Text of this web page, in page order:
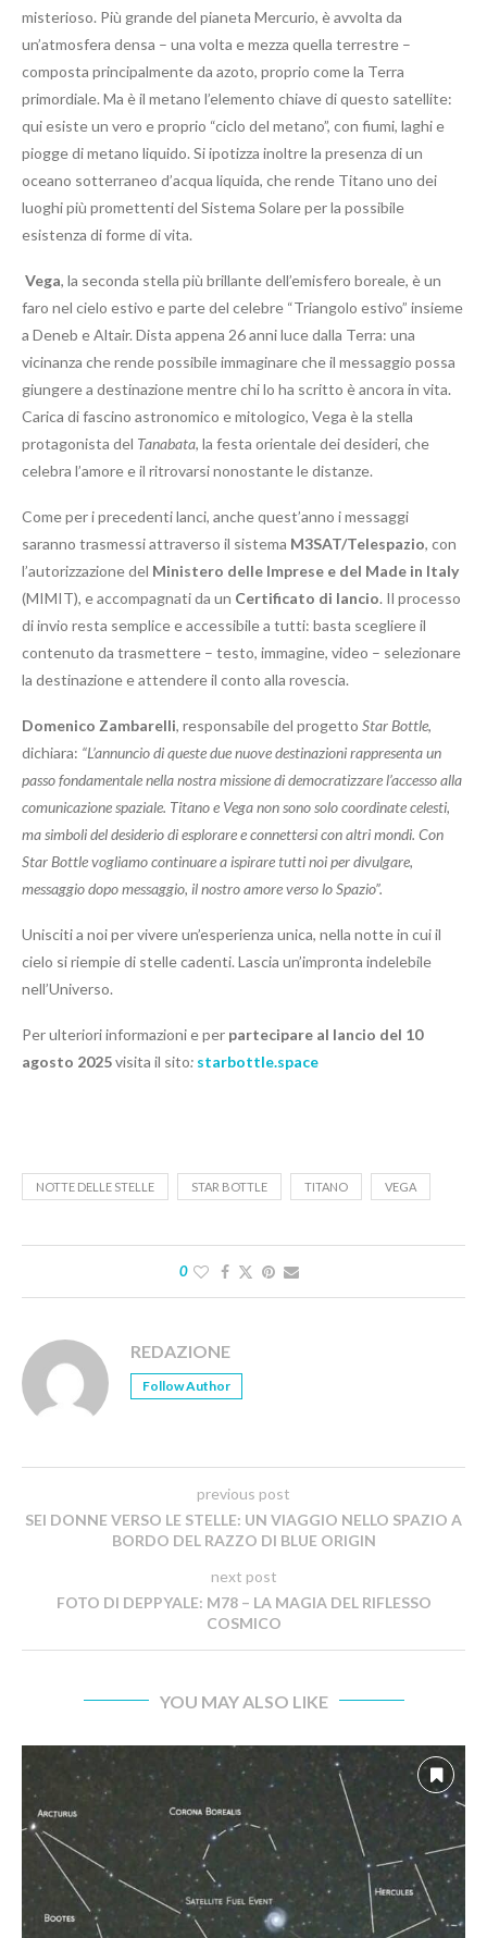
misterioso. Più grande del pianeta Mercurio, è avvolta da
un’atmosfera densa – una volta e mezza quella terrestre –
composta principalmente da azoto, proprio come la Terra
primordiale. Ma è il metano l’elemento chiave di questo satellite:
qui esiste un vero e proprio “ciclo del metano”, con fiumi, laghi e
piogge di metano liquido. Si ipotizza inoltre la presenza di un
oceano sotterraneo d’acqua liquida, che rende Titano uno dei
luoghi più promettenti del Sistema Solare per la possibile
esistenza di forme di vita.
Vega, la seconda stella più brillante dell’emisfero boreale, è un
faro nel cielo estivo e parte del celebre “Triangolo estivo” insieme
a Deneb e Altair. Dista appena 26 anni luce dalla Terra: una
vicinanza che rende possibile immaginare che il messaggio possa
giungere a destinazione mentre chi lo ha scritto è ancora in vita.
Carica di fascino astronomico e mitologico, Vega è la stella
protagonista del Tanabata, la festa orientale dei desideri, che
celebra l’amore e il ritrovarsi nonostante le distanze.
Come per i precedenti lanci, anche quest’anno i messaggi
saranno trasmessi attraverso il sistema M3SAT/Telespazio, con
l’autorizzazione del Ministero delle Imprese e del Made in Italy
(MIMIT), e accompagnati da un Certificato di lancio. Il processo
di invio resta semplice e accessibile a tutti: basta scegliere il
contenuto da trasmettere – testo, immagine, video – selezionare
la destinazione e attendere il conto alla rovescia.
Domenico Zambarelli, responsabile del progetto Star Bottle,
dichiara: “L’annuncio di queste due nuove destinazioni rappresenta un
passo fondamentale nella nostra missione di democratizzare l’accesso alla
comunicazione spaziale. Titano e Vega non sono solo coordinate celesti,
ma simboli del desiderio di esplorare e connettersi con altri mondi. Con
Star Bottle vogliamo continuare a ispirare tutti noi per divulgare,
messaggio dopo messaggio, il nostro amore verso lo Spazio”.
Unisciti a noi per vivere un’esperienza unica, nella notte in cui il
cielo si riempie di stelle cadenti. Lascia un’impronta indelebile
nell’Universo.
Per ulteriori informazioni e per partecipare al lancio del 10
agosto 2025visita il sito: starbottle.space
NOTTE DELLE STELLE STAR BOTTLE TITANO VEGA
0
REDAZIONE
Follow Author
previous post
SEI DONNE VERSO LE STELLE: UN VIAGGIO NELLO SPAZIO A
BORDO DEL RAZZO DI BLUE ORIGIN
next post
FOTO DI DEPPYALE: M78 – LA MAGIA DEL RIFLESSO
COSMICO
YOU MAY ALSO LIKE